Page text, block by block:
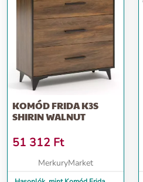
KOMÓD FRIDA K3S
SHIRIN WALNUT
51 312 Ft
MerkuryMarket